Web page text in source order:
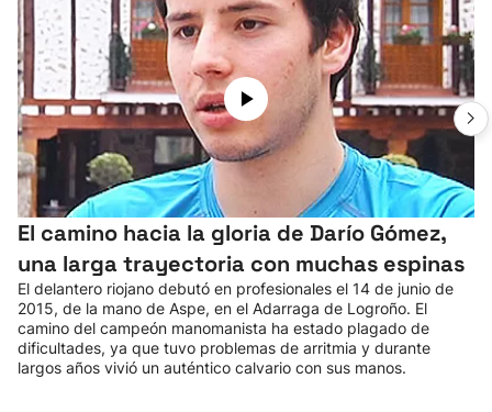
El camino hacia la gloria de Darío Gómez,
una larga trayectoria con muchas espinas
El delantero riojano debutó en profesionales el 14 de junio de
2015, de la mano de Aspe, en el Adarraga de Logroño. El
camino del campeón manomanista ha estado plagado de
dificultades, ya que tuvo problemas de arritmia y durante
largos años vivió un auténtico calvario con sus manos.